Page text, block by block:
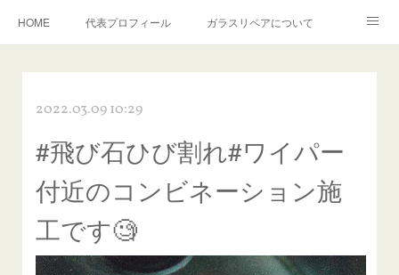
HOME 代表プロフィール ガラスリペアについて
飛び石施工料金について
当店へのアクセス 建築ガラスキズ取り・研磨・磨き
【プロ使用】フッ素系ガラストリートメント『アクアペル』
当店の良心的価格の理由について
欧州車モールの白サビやシミを落とす！
2022.03.09 10:29
#飛び石ひび割れ#ワイパー
付近のコンビネーション施
工です🧐